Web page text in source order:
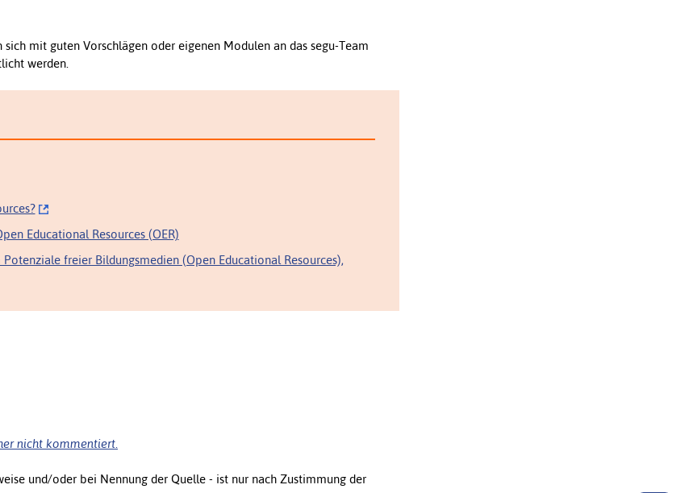
mit guten Vorschlägen oder eigenen Modulen an das segu-Team
werden.
Educational Resources (OER)
freier Bildungsmedien (Open Educational Resources),
nicht kommentiert.
und/oder bei Nennung der Quelle - ist nur nach Zustimmung der